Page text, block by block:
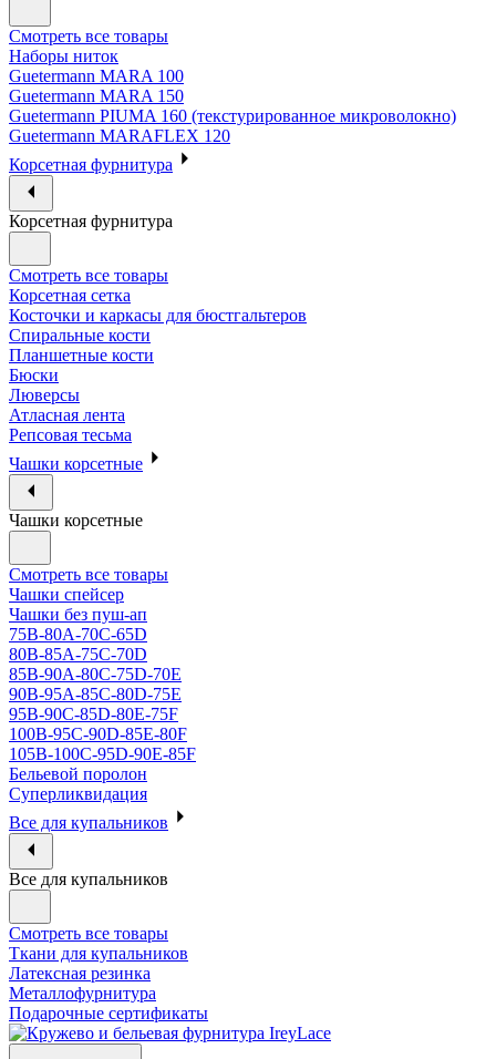
Смотреть все товары
Наборы ниток
Guetermann MARA 100
Guetermann MARA 150
Guetermann PIUMA 160 (текстурированное микроволокно)
Guetermann MARAFLEX 120
Корсетная фурнитура
Корсетная фурнитура
Смотреть все товары
Корсетная сетка
Косточки и каркасы для бюстгальтеров
Спиральные кости
Планшетные кости
Бюски
Люверсы
Атласная лента
Репсовая тесьма
Чашки корсетные
Чашки корсетные
Смотреть все товары
Чашки спейсер
Чашки без пуш-ап
75В-80А-70С-65D
80В-85А-75С-70D
85В-90А-80С-75D-70E
90B-95A-85C-80D-75E
95B-90C-85D-80E-75F
100B-95C-90D-85E-80F
105B-100C-95D-90E-85F
Бельевой поролон
Суперликвидация
Все для купальников
Все для купальников
Смотреть все товары
Ткани для купальников
Латексная резинка
Металлофурнитура
Подарочные сертификаты